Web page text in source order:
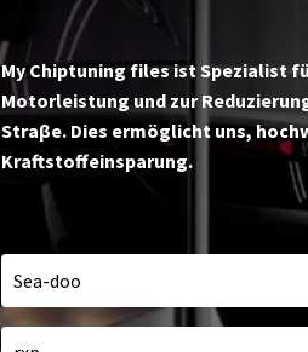
My Chiptuning files ist Spezialist
Motorleistung und zur
Straβe. Dies ermöglicht uns,
Kraftstoffeinsparung.